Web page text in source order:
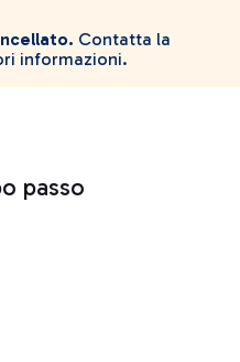
Contatta la
informazioni.
passo